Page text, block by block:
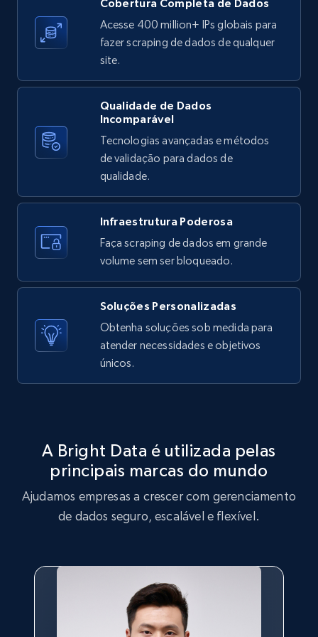
Reviews count shop, Reviews count item, Initial
price, and more.
322+
Etsy - Collects data from shop's URL
URL, Product id, Listing inventory id, Title, Rating,
Reviews count shop, Reviews count item, Initial
price, and more.
1.9K+ 322+ Comece grátis
Asin, URL, Name, Sponsored, Initial price, Final
price, Currency, Sold, and more.
181+
URL, Product id, Title, Product description,
Rating, Reviews count, Initial price, Discount,
and more.
Target - Gather data on products using
specified keywords
Cobertura Completa de Dados
Acesse 400 million+ IPs globais para
fazer scraping de dados de qualquer
site.
Qualidade de Dados
Incomparável
Tecnologias avançadas e métodos
de validação para dados de
qualidade.
Infraestrutura Poderosa
Faça scraping de dados em grande
volume sem ser bloqueado.
Soluções Personalizadas
Obtenha soluções sob medida para
atender necessidades e objetivos
únicos.
A Bright Data é utilizada pelas
principais marcas do mundo
Ajudamos empresas a crescer com gerenciamento
de dados seguro, escalável e flexível.